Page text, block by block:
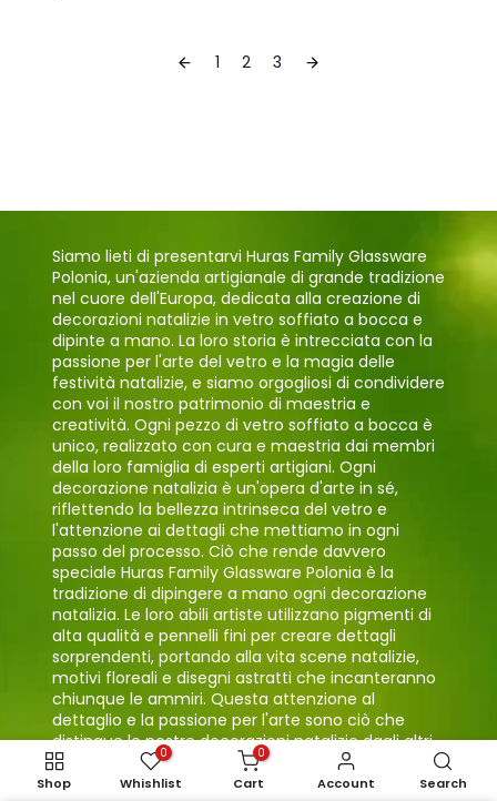
1 2 3
Siamo lieti di presentarvi Huras Family Glassware
Polonia, un'azienda artigianale di grande tradizione
nel cuore dell'Europa, dedicata alla creazione di
decorazioni natalizie in vetro soffiato a bocca e
dipinte a mano. La loro storia è intrecciata con la
passione per l'arte del vetro e la magia delle
festività natalizie, e siamo orgogliosi di condividere
con voi il nostro patrimonio di maestria e
creatività. Ogni pezzo di vetro soffiato a bocca è
unico, realizzato con cura e maestria dai membri
della loro famiglia di esperti artigiani. Ogni
decorazione natalizia è un'opera d'arte in sé,
riflettendo la bellezza intrinseca del vetro e
l'attenzione ai dettagli che mettiamo in ogni
passo del processo. Ciò che rende davvero
speciale Huras Family Glassware Polonia è la
tradizione di dipingere a mano ogni decorazione
natalizia. Le loro abili artiste utilizzano pigmenti di
alta qualità e pennelli fini per creare dettagli
sorprendenti, portando alla vita scene natalizie,
motivi floreali e disegni astratti che incanteranno
chiunque le ammiri. Questa attenzione al
dettaglio e la passione per l'arte sono ciò che
distingue le nostre decorazioni natalizie dagli altri
prodotti in vetro disponibili sul mercato. Le
decorazioni natalizie di Huras Family Glassware
Shop
0
Whishlist
0
Cart Account Search